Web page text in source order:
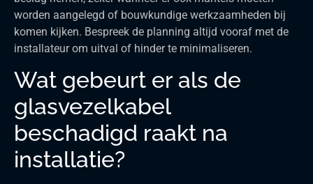
worden aangelegd of bouwkundige werkzaamheden bij
komen kijken. Bespreek de planning altijd vooraf met de
installateur om uitval of hinder te minimaliseren.
Wat gebeurt er als de
glasvezelkabel
beschadigd raakt na
installatie?